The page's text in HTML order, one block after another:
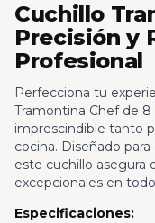
Cuchillo
Precisión y
Profesional
Perfecciona tu
Tramontina Chef de
imprescindible tanto
cocina. Diseñado
este cuchillo asegura
excepcionales en
Especificaciones: